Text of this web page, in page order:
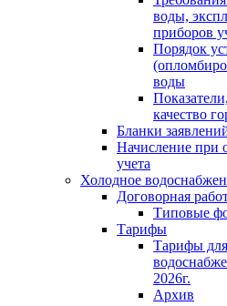
воды,
приборов
Порядок
воды
качество
Бланки
Начисление при
учета
Холодное
Договорная
Типовые
Тарифы
Тарифы
2026г.
Архив